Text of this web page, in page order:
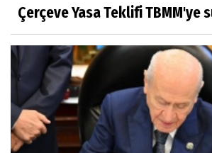
Çerçeve Yasa Teklifi TBMM'ye